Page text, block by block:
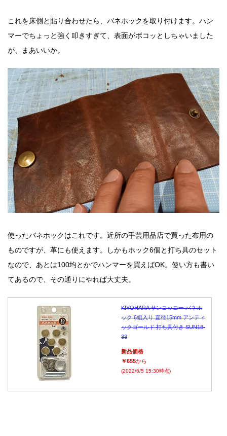
これを床側と貼り合わせたら、バネホックを取り付けます。ハン
マーでちょっと強く叩きすぎて、表面がボコッとしちゃいました
が、まあいいか。
使ったバネホックはこれです。近所の手芸用品店で買った布用の
ものですが、革にも使えます。しかもホック6個と打ち具のセット
なので、あとは100均とかでハンマーを買えばOK。使い方も書い
てあるので、その通りにやれば大丈夫。
KIYOHARA サンコッコー バネホ
ック 6組入り 直径15mm アンティ
ックゴールド 打ち具付き SUN18-
33
新品価格
￥655から
(2022/6/5 15:30時点)